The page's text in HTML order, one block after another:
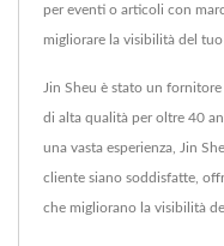
per eventi o articoli con
migliorare la visibilità del tuo
Jin Sheu è stato un
di alta qualità per oltre 40
una vasta esperienza, Jin
cliente siano soddisfatte,
che migliorano la visibilità